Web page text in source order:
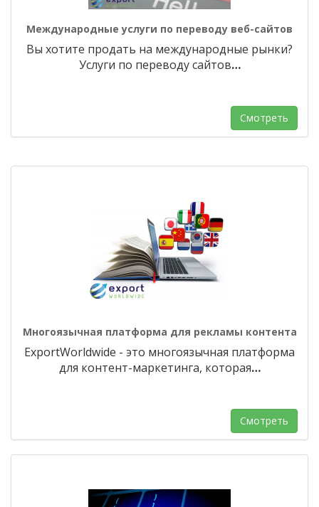
Международные услуги по переводу веб-сайтов
Вы хотите продать на международные рынки?
Услуги по переводу сайтов…
Смотреть
Многоязычная платформа для рекламы контента
ExportWorldwide - это многоязычная платформа
для контент-маркетинга, которая…
Смотреть